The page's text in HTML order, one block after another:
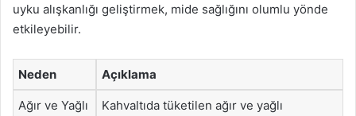
uyku alışkanlığı geliştirmek, mide sağlığını olumlu yönde
etkileyebilir.
Neden Açıklama
Ağır ve Yağlı
Kahvaltıda tüketilen ağır ve yağlı